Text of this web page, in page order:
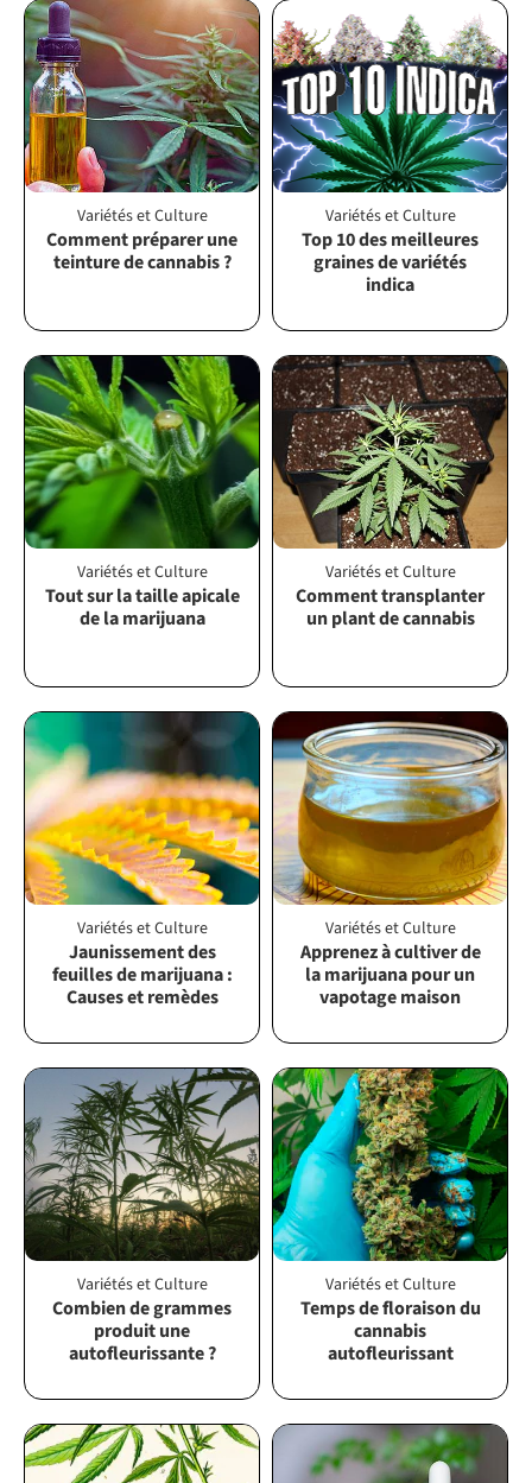
Variétés et Culture
Comment préparer une
teinture de cannabis ?
Variétés et Culture
Top 10 des meilleures
graines de variétés
indica
Variétés et Culture
Tout sur la taille apicale
de la marijuana
Variétés et Culture
Comment transplanter
un plant de cannabis
Variétés et Culture
Jaunissement des
feuilles de marijuana :
Causes et remèdes
Variétés et Culture
Apprenez à cultiver de
la marijuana pour un
vapotage maison
Variétés et Culture
Combien de grammes
produit une
autofleurissante ?
Variétés et Culture
Temps de floraison du
cannabis
autofleurissant